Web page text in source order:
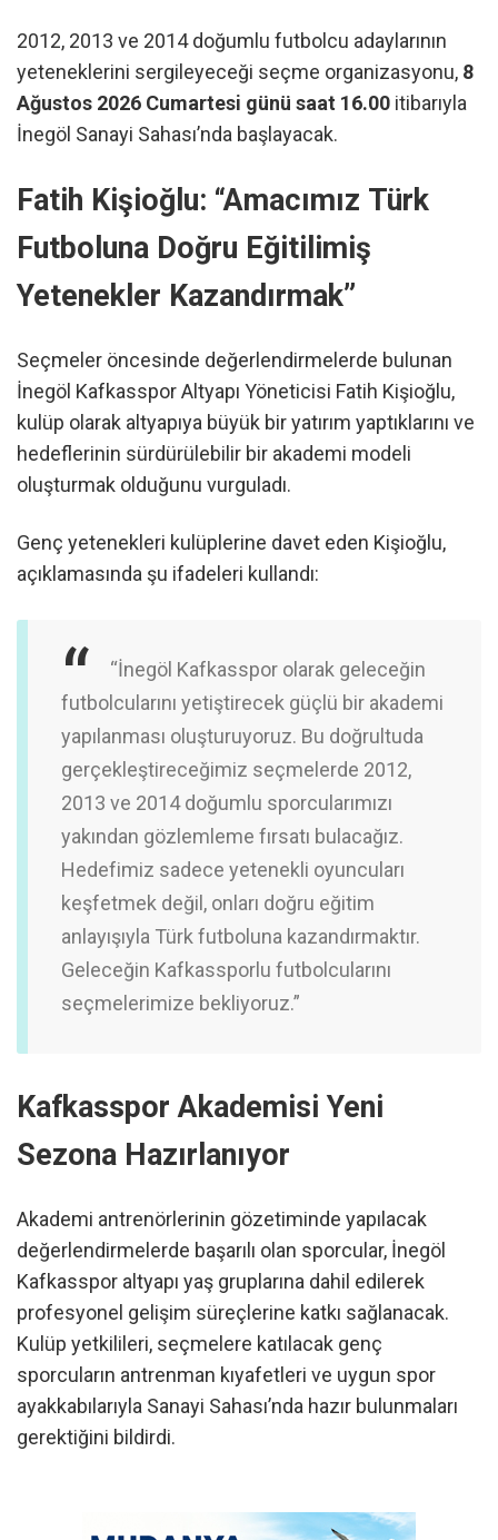
2012, 2013 ve 2014 doğumlu futbolcu adaylarının
yeteneklerini sergileyeceği seçme organizasyonu, 8
Ağustos 2026 Cumartesi günü saat 16.00 itibarıyla
İnegöl Sanayi Sahası’nda başlayacak.
Fatih Kişioğlu: “Amacımız Türk
Futboluna Doğru Eğitilimiş
Yetenekler Kazandırmak”
Seçmeler öncesinde değerlendirmelerde bulunan
İnegöl Kafkasspor Altyapı Yöneticisi Fatih Kişioğlu,
kulüp olarak altyapıya büyük bir yatırım yaptıklarını ve
hedeflerinin sürdürülebilir bir akademi modeli
oluşturmak olduğunu vurguladı.
Genç yetenekleri kulüplerine davet eden Kişioğlu,
açıklamasında şu ifadeleri kullandı:
“İnegöl Kafkasspor olarak geleceğin
futbolcularını yetiştirecek güçlü bir akademi
yapılanması oluşturuyoruz. Bu doğrultuda
gerçekleştireceğimiz seçmelerde 2012,
2013 ve 2014 doğumlu sporcularımızı
yakından gözlemleme fırsatı bulacağız.
Hedefimiz sadece yetenekli oyuncuları
keşfetmek değil, onları doğru eğitim
anlayışıyla Türk futboluna kazandırmaktır.
Geleceğin Kafkassporlu futbolcularını
seçmelerimize bekliyoruz.”
Kafkasspor Akademisi Yeni
Sezona Hazırlanıyor
Akademi antrenörlerinin gözetiminde yapılacak
değerlendirmelerde başarılı olan sporcular, İnegöl
Kafkasspor altyapı yaş gruplarına dahil edilerek
profesyonel gelişim süreçlerine katkı sağlanacak.
Kulüp yetkilileri, seçmelere katılacak genç
sporcuların antrenman kıyafetleri ve uygun spor
ayakkabılarıyla Sanayi Sahası’nda hazır bulunmaları
gerektiğini bildirdi.